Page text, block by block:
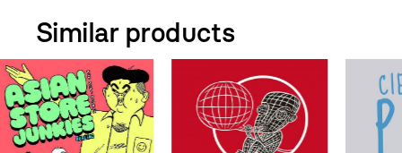
Similar products